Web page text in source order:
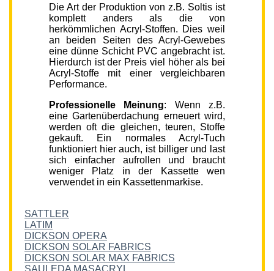
Die Art der Produktion von z.B. Soltis ist
komplett anders als die von
herkömmlichen Acryl-Stoffen. Dies weil
an beiden Seiten des Acryl-Gewebes
eine dünne Schicht PVC angebracht ist.
Hierdurch ist der Preis viel höher als bei
Acryl-Stoffe mit einer vergleichbaren
Performance.
Professionelle Meinung: Wenn z.B.
eine Gartenüberdachung erneuert wird,
werden oft die gleichen, teuren, Stoffe
gekauft. Ein normales Acryl-Tuch
funktioniert hier auch, ist billiger und last
sich einfacher aufrollen und braucht
weniger Platz in der Kassette wen
verwendet in ein Kassettenmarkise.
SATTLER
LATIM
DICKSON OPERA
DICKSON SOLAR FABRICS
DICKSON SOLAR MAX FABRICS
SAULEDA MASACRYL